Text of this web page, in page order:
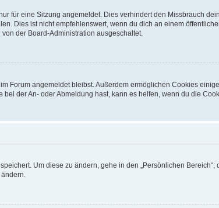
für eine Sitzung angemeldet. Dies verhindert den Missbrauch
Dies ist nicht empfehlenswert, wenn du dich an einem
der Board-Administration ausgeschaltet.
Forum angemeldet bleibst. Außerdem ermöglichen Cookies
der An- oder Abmeldung hast, kann es helfen, wenn du die
Um diese zu ändern, gehe in den „Persönlichen Bereich“;